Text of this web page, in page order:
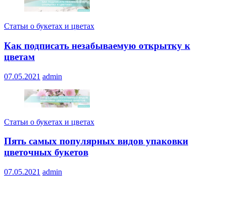
Статьи о букетах и цветах
Как подписать незабываемую открытку к
цветам
07.05.2021 admin
Статьи о букетах и цветах
Пять самых популярных видов упаковки
цветочных букетов
07.05.2021 admin